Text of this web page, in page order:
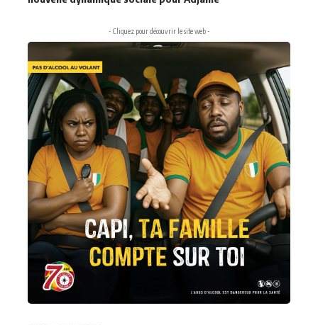
- Cliquez pour découvrir le site web -